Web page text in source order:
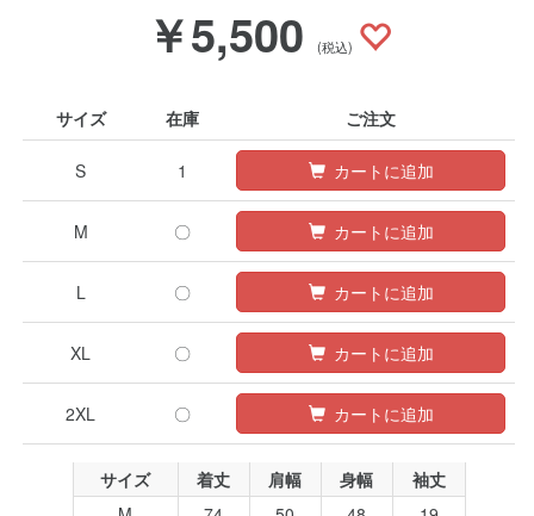
￥5,500 (税込)
サイズ 在庫 ご注文
S 1 カートに追加
M 〇 カートに追加
L 〇 カートに追加
XL 〇 カートに追加
2XL 〇 カートに追加
サイズ 着丈 肩幅 身幅
袖丈